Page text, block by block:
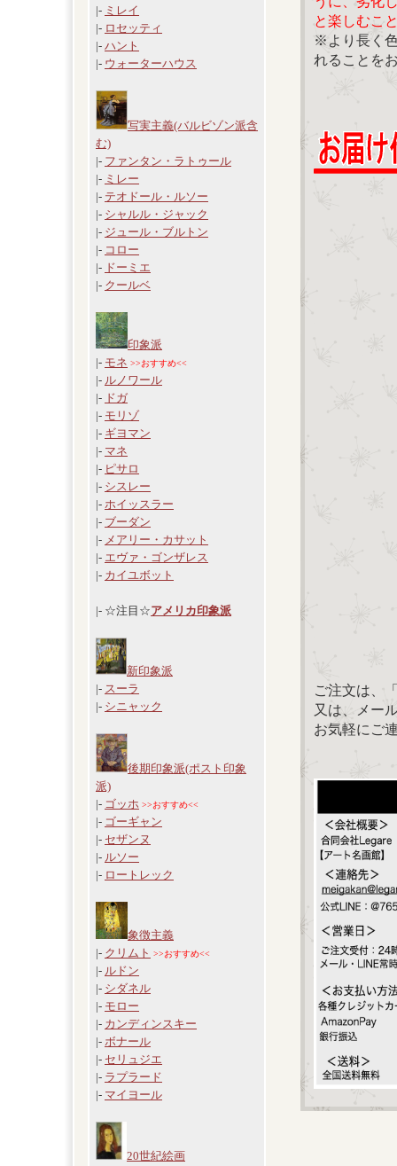
|- ミレイ
|- ロセッティ
|- ハント
|- ウォーターハウス
写実主義(バルビゾン派含
む)
|- ファンタン・ラトゥール
|- ミレー
|- テオドール・ルソー
|- シャルル・ジャック
|- ジュール・ブルトン
|- コロー
|- ドーミエ
|- クールベ
印象派
|- モネ >>おすすめ<<
|- ルノワール
|- ドガ
|- モリゾ
|- ギヨマン
|- マネ
|- ピサロ
|- シスレー
|- ホイッスラー
|- ブーダン
|- メアリー・カサット
|- エヴァ・ゴンザレス
|- カイユボット
|- ☆注目☆アメリカ印象派
新印象派
|- スーラ
|- シニャック
後期印象派(ポスト印象
派)
|- ゴッホ >>おすすめ<<
|- ゴーギャン
|- セザンヌ
|- ルソー
|- ロートレック
象徴主義
|- クリムト >>おすすめ<<
|- ルドン
|- シダネル
|- モロー
|- カンディンスキー
|- ボナール
|- セリュジエ
|- ラプラード
|- マイヨール
20世紀絵画
と楽しむこ
※より長く
れることを
ご注文は、
又は、メー
お気軽にご